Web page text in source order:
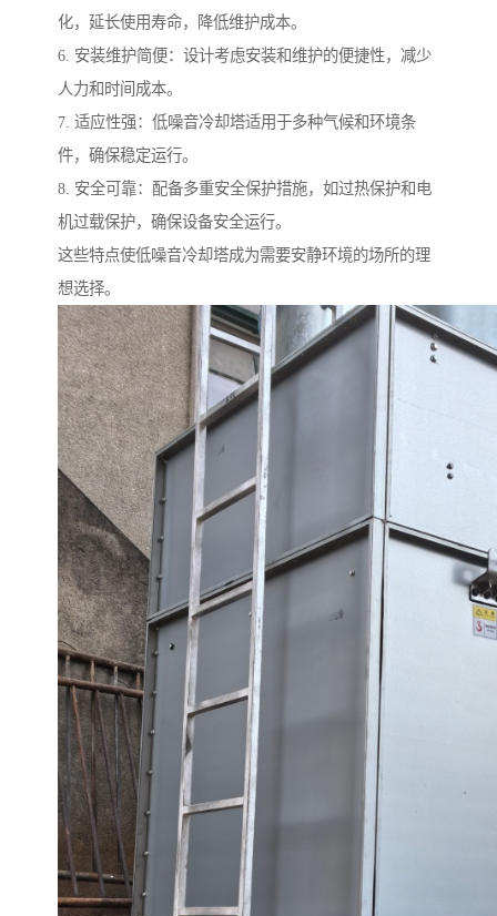
化，延长使用寿命，降低维护成本。
6. 安装维护简便：设计考虑安装和维护的便捷性，减少
人力和时间成本。
7. 适应性强：低噪音冷却塔适用于多种气候和环境条
件，确保稳定运行。
8. 安全可靠：配备多重安全保护措施，如过热保护和电
机过载保护，确保设备安全运行。
这些特点使低噪音冷却塔成为需要安静环境的场所的理
想选择。